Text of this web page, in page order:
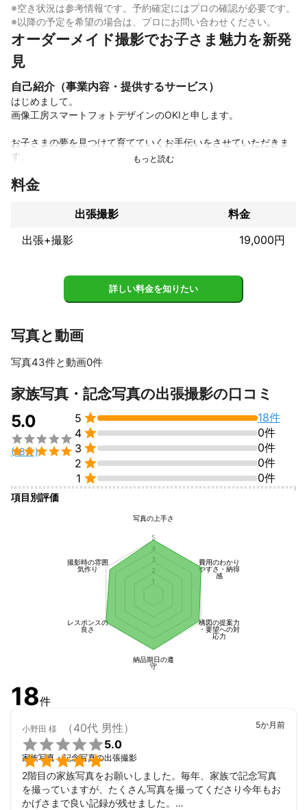
※空き状況は参考情報です。予約確定にはプロの確認が必要です。
※以降の予定を希望の場合は、プロにお問い合わせください。
オーダーメイド撮影でお子さま魅力を新発
見
自己紹介（事業内容・提供するサービス）
はじめまして。
画像工房スマートフォトデザインのOKIと申します。
お子さまの夢を見つけて育てていくお手伝いをさせていただきま
す。
元気に走り回るお子様も、ちょっぴり恥ずかしがり屋のお子さま
お子様のペースに合わせて、遊びながら自然な笑顔を引き出しま
を逃さず撮影します。
最後には、ご家族みんなで『楽しかったね！』と思えるような、
素敵な思い出をお届けします。
実は、キッズモデル、子役タレント、アスリート、キッズダンサ
変好評なんです。
ション選びとシーンの演出にあります。公園はもちろん、山や
海、都市の中、雪山や世界遺産クラスの場所でも撮影を行ってい
て、時として早朝や夜間の撮影も承ります。
アピールポイント
お好きな場所で、お好きな服装で、オーダーメイドの撮影体験を
楽しんでみませんか？
素敵な思い出の一枚を是非私たちと一緒に作りましょう。
尚、撮影スケジュールが埋まっている日でも、調整可能な場合が
ありますので、お気軽にお問い合わせください。
料金
出張撮影
料金
出張+撮影
19,000円
詳しい料金を知りたい
写真と動画
写真43件と動画0件
すべて見る
家族写真・記念写真の出張撮影の口コミ
5.0


(18件)
5 
18件
4 
0件
3 
0件
2 
0件
1  0件
項目別評価
写真の上手さ
費用のわかり
やすさ・納得
感
構図の提案力
・要望への対
応力
納品期日の遵
守
レスポンスの
良さ
撮影時の雰囲
気作り
1
2
3
4
5
18件
小野田 様 （40代 男性）


5.0
家族写真・記念写真の出張撮影
5か月前
2階目の家族写真をお願いしました。毎年、家族で記念写真
を撮っていますが、たくさん写真を撮ってくださり今年もお
かげさまで良い記録が残せました。